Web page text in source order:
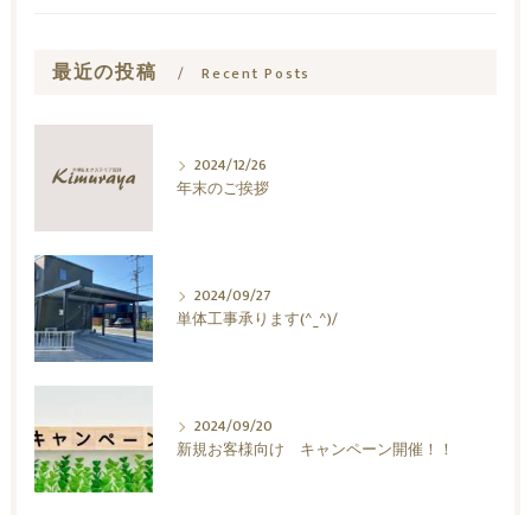
最近の投稿 Recent Posts
2024/12/26
年末のご挨拶
2024/09/27
単体工事承ります(^_^)/
2024/09/20
新規お客様向け キャンペーン開催！！